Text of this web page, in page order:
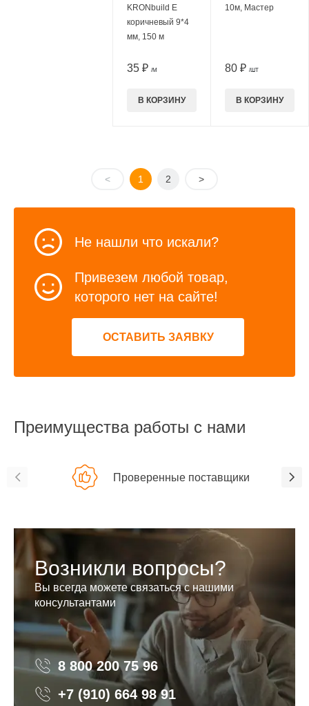
KRONbuild E
коричневый 9*4
мм, 150 м
35 ₽ /М
В КОРЗИНУ
10м, Мастер
80 ₽ /ШТ
В КОРЗИНУ
< 1 2 >
Не нашли что искали?
Привезем любой товар,
которого нет на сайте!
ОСТАВИТЬ ЗАЯВКУ
Преимущества работы с нами
Проверенные поставщики
Возникли вопросы?
Вы всегда можете связаться с нашими
консультантами
8 800 200 75 96 8 800 200 75 96
+7 (910) 664 98 91